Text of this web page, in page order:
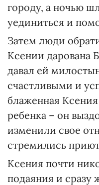
городу, а ночью
уединиться и
Затем люди
Ксении дарована
давал ей
счастливыми и
блаженная
ребенка – он
изменили свое
стремились
Ксения почти
подаяния и сразу